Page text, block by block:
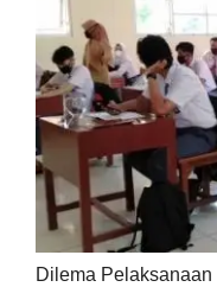
Dilema